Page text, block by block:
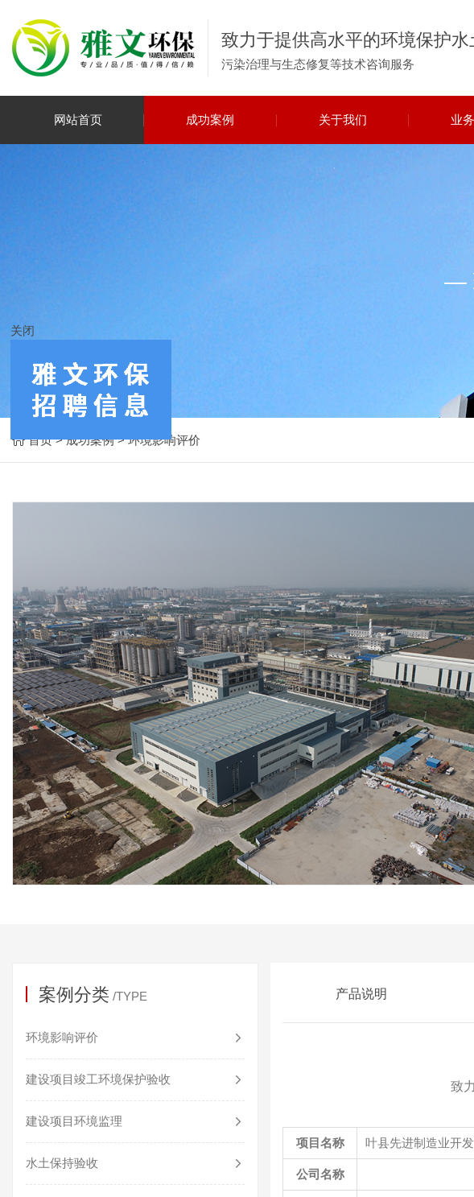
致力于提供高水平的环境保护水
污染治理与生态修复等技术咨询服务
网站首页 成功案例 关于我们 业
—
首页>成功案例>环境影响评价
案例分类 /TYPE
环境影响评价
建设项目竣工环境保护验收
建设项目环境监理
水土保持验收
产品说明
致
项目名称 叶县先进制造业开
公司名称
关闭